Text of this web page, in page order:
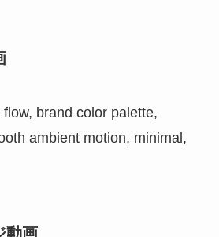
flow, brand color palette,
ambient motion, minimal,
動画